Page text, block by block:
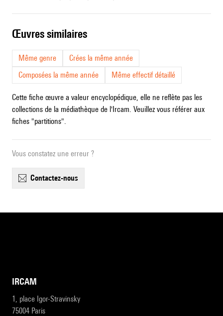
œuvres similaires
Même genre
Crées la même année
Composées la même année
Même effectif détaillé
Cette fiche œuvre a valeur encyclopédique, elle ne reflète pas les
collections de la médiathèque de l'Ircam. Veuillez vous référer aux
fiches "partitions".
Vous constatez une erreur ?
contactez-nous
IRCAM
1, place Igor-Stravinsky
75004 Paris